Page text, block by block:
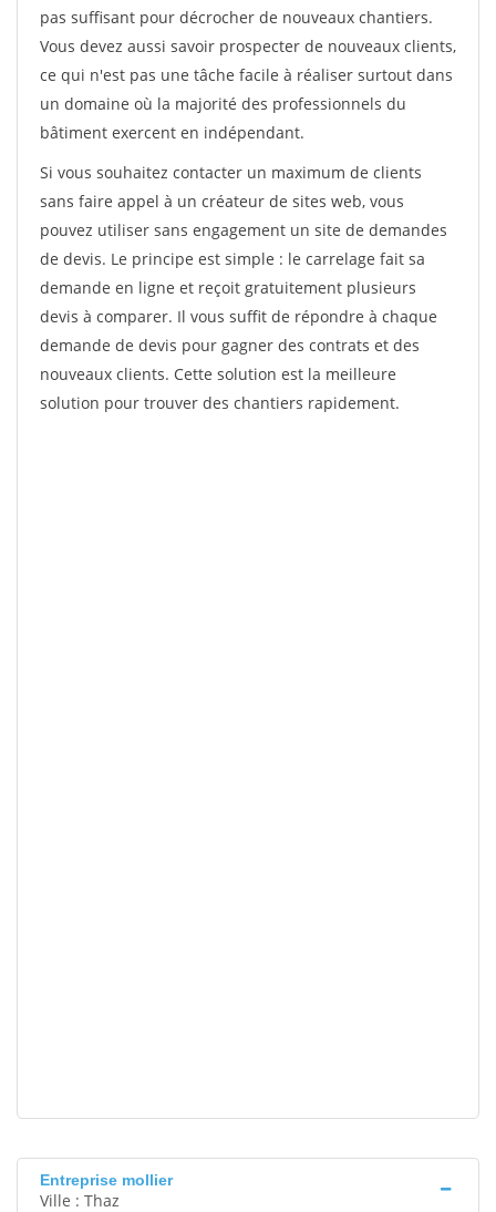
pas suffisant pour décrocher de nouveaux chantiers.
Vous devez aussi savoir prospecter de nouveaux clients,
ce qui n'est pas une tâche facile à réaliser surtout dans
un domaine où la majorité des professionnels du
bâtiment exercent en indépendant.
Si vous souhaitez contacter un maximum de clients
sans faire appel à un créateur de sites web, vous
pouvez utiliser sans engagement un site de demandes
de devis. Le principe est simple : le carrelage fait sa
demande en ligne et reçoit gratuitement plusieurs
devis à comparer. Il vous suffit de répondre à chaque
demande de devis pour gagner des contrats et des
nouveaux clients. Cette solution est la meilleure
solution pour trouver des chantiers rapidement.
Entreprise mollier
Ville : Thaz